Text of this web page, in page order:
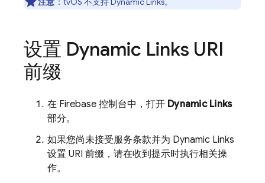
设置 Dynamic Links URI
前缀
在 Firebase 控制台中，打开 Dynamic Links
部分。
如果您尚未接受服务条款并为 Dynamic Links
设置 URI 前缀，请在收到提示时执行相关操
作。